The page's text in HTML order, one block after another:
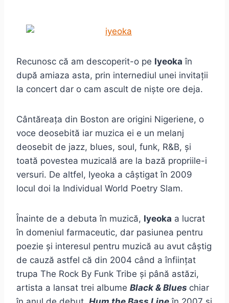
Recunosc că am descoperit-o pe Iyeoka în
după amiaza asta, prin internediul unei invitații
la concert dar o cam ascult de niște ore deja.
Cântăreața din Boston are origini Nigeriene, o
voce deosebită iar muzica ei e un melanj
deosebit de jazz, blues, soul, funk, R&B, și
toată povestea muzicală are la bază propriile-i
versuri. De altfel, Iyeoka a câștigat în 2009
locul doi la Individual World Poetry Slam.
Înainte de a debuta în muzică, Iyeoka a lucrat
în domeniul farmaceutic, dar pasiunea pentru
poezie și interesul pentru muzică au avut câștig
de cauză astfel că din 2004 când a înființat
trupa The Rock By Funk Tribe și până astăzi,
artista a lansat trei albume Black & Blues chiar